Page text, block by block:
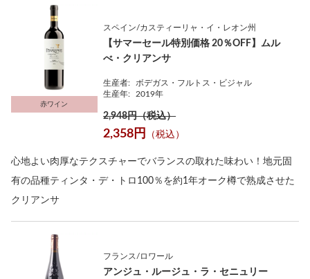
赤ワイン
スペイン/カスティーリャ・イ・レオン州
【サマーセール特別価格 20％OFF】ムル
べ・クリアンサ
生産者:
ボデガス・フルトス・ビジャル
生産年:
2019年
2,948円（税込）
2,358円 （税込）
心地よい肉厚なテクスチャーでバランスの取れた味わい！地元固
有の品種ティンタ・デ・トロ100％を約1年オーク樽で熟成させた
クリアンサ
フランス/ロワール
アンジュ・ルージュ・ラ・セニュリー